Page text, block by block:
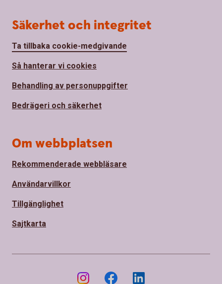
Säkerhet och integritet
Ta tillbaka cookie-medgivande
Så hanterar vi cookies
Behandling av personuppgifter
Bedrägeri och säkerhet
Om webbplatsen
Rekommenderade webbläsare
Användarvillkor
Tillgänglighet
Sajtkarta